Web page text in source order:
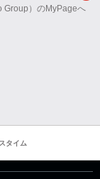
Group）のMyPageへ
タイム